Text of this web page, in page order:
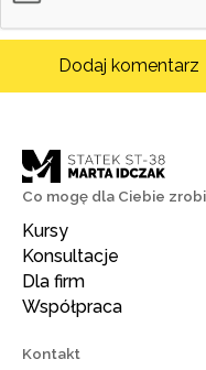
Co mogę dla Ciebie
Kursy
Konsultacje
Dla firm
Współpraca
Kontakt